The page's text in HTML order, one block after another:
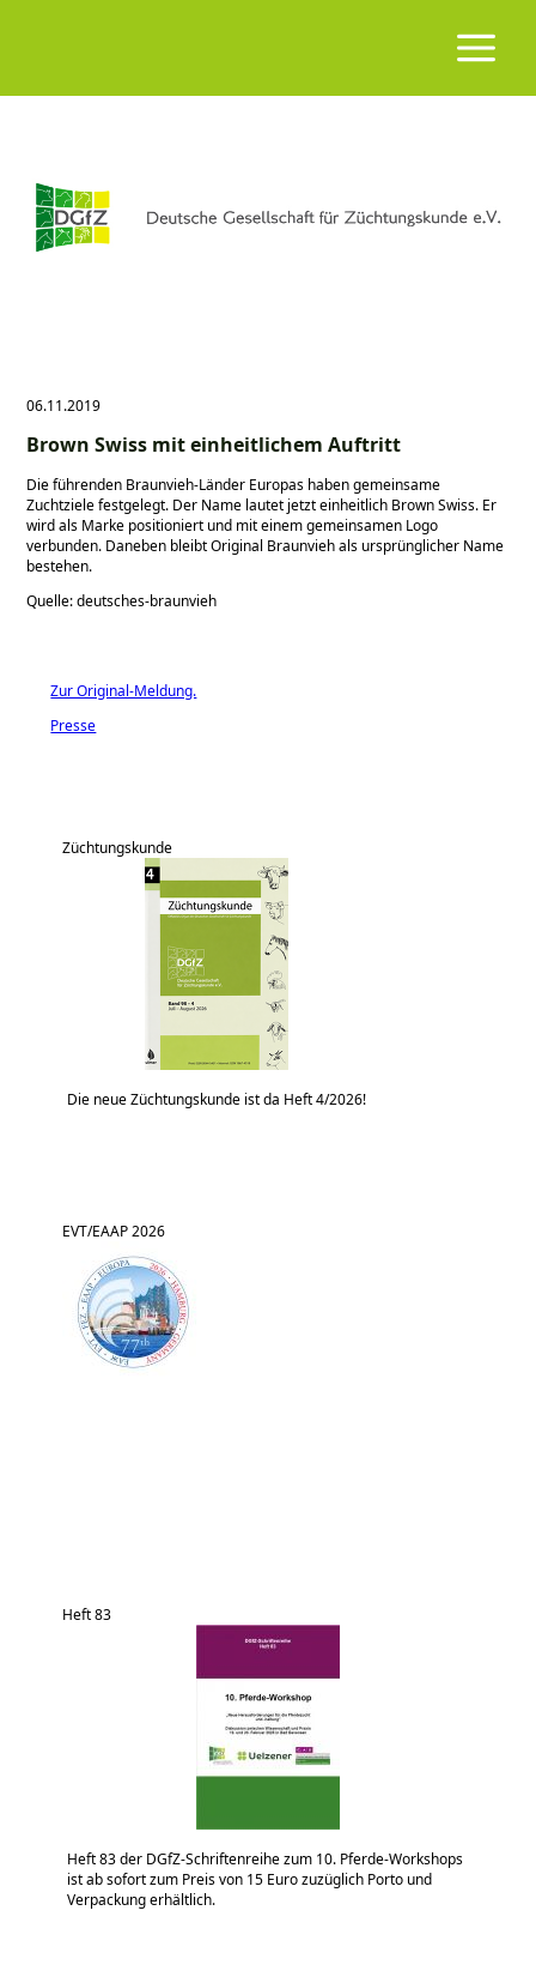
06.11.2019
Brown Swiss mit einheitlichem Auftritt
Die führenden Braunvieh-Länder Europas haben gemeinsame
Zuchtziele festgelegt. Der Name lautet jetzt einheitlich Brown Swiss. Er
wird als Marke positioniert und mit einem gemeinsamen Logo
verbunden. Daneben bleibt Original Braunvieh als ursprünglicher Name
bestehen.
Quelle: deutsches-braunvieh
Zur Original-Meldung.
Presse
Züchtungskunde
Die neue Züchtungskunde ist da Heft 4/2026!
EVT/EAAP 2026
Heft 83
Heft 83 der DGfZ-Schriftenreihe zum 10. Pferde-Workshops
ist ab sofort zum Preis von 15 Euro zuzüglich Porto und
Verpackung erhältlich.